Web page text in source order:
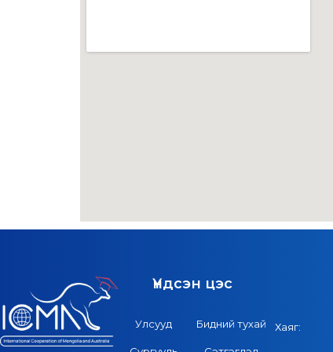
Үндсэн цэс
Улсууд Бидний тухай Хаяг: